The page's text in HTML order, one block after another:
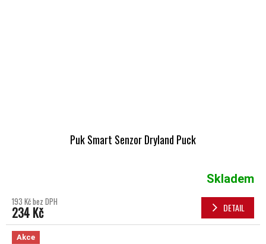
Puk Smart Senzor Dryland Puck
Skladem
193 Kč bez DPH
234 Kč DETAIL
Akce